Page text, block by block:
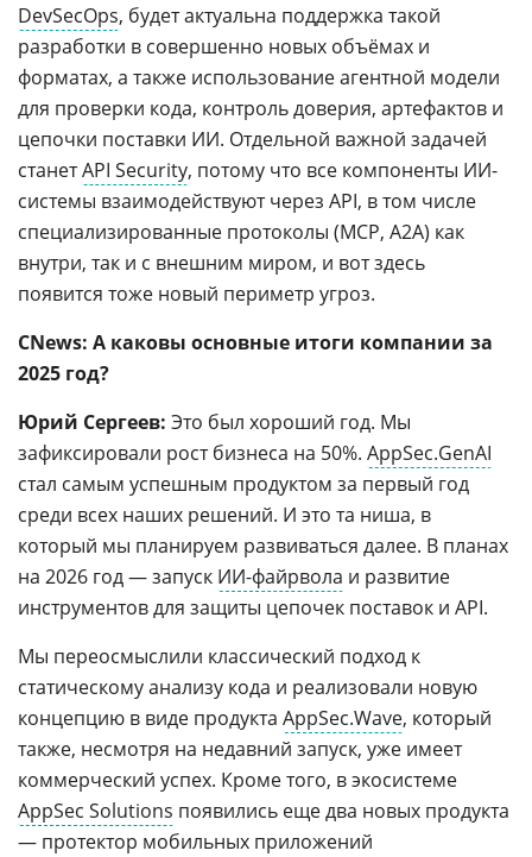
DevSecOps, будет актуальна поддержка такой
разработки в совершенно новых объёмах и
форматах, а также использование агентной модели
для проверки кода, контроль доверия, артефактов и
цепочки поставки ИИ. Отдельной важной задачей
станетAPI Security, потому что все компоненты ИИ-
системы взаимодействуют через API, в том числе
специализированные протоколы (MCP, A2A) как
внутри, так и с внешним миром, и вот здесь
появится тоже новый периметр угроз.
CNews: А каковы основные итоги компании за
2025 год?
Юрий Сергеев: Это был хороший год. Мы
зафиксировали рост бизнеса на 50%. AppSec.GenAI
стал самым успешным продуктом за первый год
среди всех наших решений. И это та ниша, в
который мы планируем развиваться далее. В планах
на 2026 год — запуск ИИ-файрвола и развитие
инструментов для защиты цепочек поставок и API.
Мы переосмыслили классический подход к
статическому анализу кода и реализовали новую
концепцию в виде продукта AppSec.Wave, который
также, несмотря на недавний запуск, уже имеет
коммерческий успех. Кроме того, в экосистеме
AppSec Solutions появились еще два новых продукта
— протектор мобильных приложений